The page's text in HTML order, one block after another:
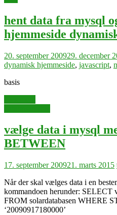
hent data fra mysql
hjemmeside
20. september 200929. december
dynamisk hjemmeside, javascript,
basis
vælge data i mysql
BETWEEN
17. september 200921. marts 2015
Når der skal vælges data i en
kommandoen herunder: SELECT
FROM solardatabasen WHERE
‘20090917180000’